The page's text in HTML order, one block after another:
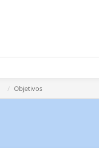
Objetivos